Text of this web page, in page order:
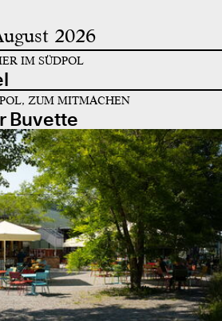
2026
IM SÜDPOL
ZUM MITMACHEN
Buvette